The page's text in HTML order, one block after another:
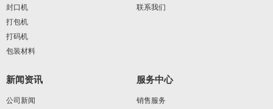
封口机
打包机
打码机
包装材料
联系我们
新闻资讯
公司新闻
服务中心
销售服务